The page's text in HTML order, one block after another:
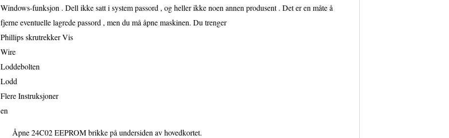
Windows-funksjon . Dell ikke satt i system passord , og heller ikke noen annen produsent . Det er en måte å
fjerne eventuelle lagrede passord , men du må åpne maskinen. Du trenger
Phillips skrutrekker Vis
Wire
Loddebolten
Lodd
Flere Instruksjoner
en
Åpne 24C02 EEPROM brikke på undersiden av hovedkortet.